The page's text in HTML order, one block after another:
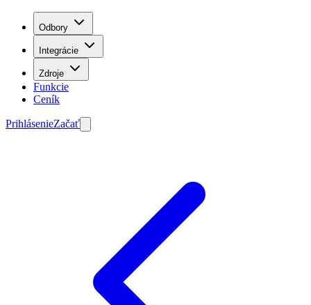
Odbory
Integrácie
Zdroje
Funkcie
Ceník
PrihlásenieZačať